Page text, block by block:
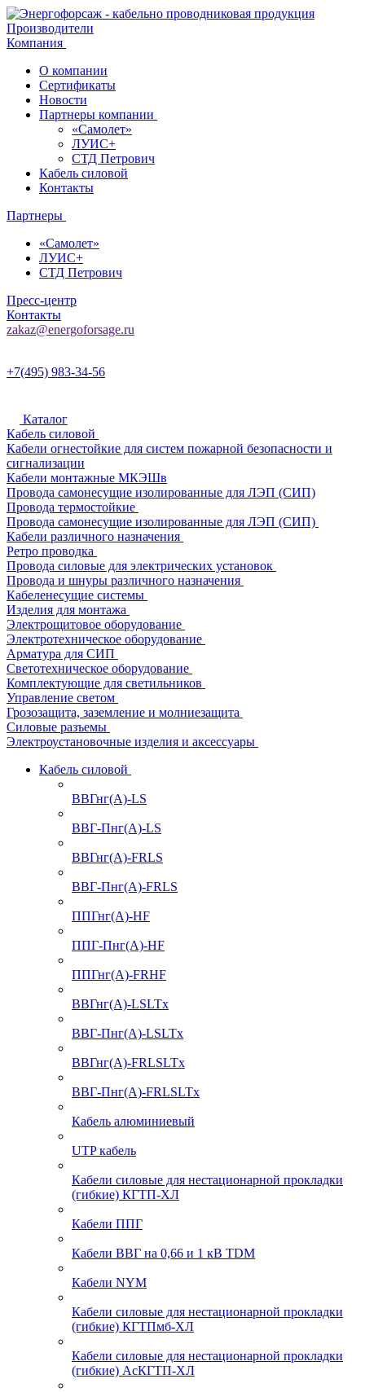
Производители
Компания
О компании
Сертификаты
Новости
Партнеры компании
«Самолет»
ЛУИС+
СТД Петрович
Кабель силовой
Контакты
Партнеры
«Самолет»
ЛУИС+
СТД Петрович
Пресс-центр
Контакты
zakaz@energoforsage.ru
+7(495) 983-34-56
Каталог
Кабель силовой
Кабели огнестойкие для систем пожарной безопасности и
сигнализации
Кабели монтажные МКЭШв
Провода самонесущие изолированные для ЛЭП (СИП)
Провода термостойкие
Провода самонесущие изолированные для ЛЭП (СИП)
Кабели различного назначения
Ретро проводка
Провода силовые для электрических установок
Провода и шнуры различного назначения
Кабеленесущие системы
Изделия для монтажа
Электрощитовое оборудование
Электротехническое оборудование
Арматура для СИП
Светотехническое оборудование
Комплектующие для светильников
Управление светом
Грозозащита, заземление и молниезащита
Силовые разъемы
Электроустановочные изделия и аксессуары
Кабель силовой
ВВГнг(А)-LS
ВВГ-Пнг(А)-LS
ВВГнг(А)-FRLS
ВВГ-Пнг(А)-FRLS
ППГнг(А)-HF
ППГ-Пнг(А)-HF
ППГнг(А)-FRHF
ВВГнг(А)-LSLTx
ВВГ-Пнг(А)-LSLTx
ВВГнг(А)-FRLSLTx
ВВГ-Пнг(А)-FRLSLTx
Кабель алюминиевый
UTP кабель
Кабели силовые для нестационарной прокладки
(гибкие) КГТП-ХЛ
Кабели ППГ
Кабели ВВГ на 0,66 и 1 кВ TDM
Кабели NYM
Кабели силовые для нестационарной прокладки
(гибкие) КГТПмб-ХЛ
Кабели силовые для нестационарной прокладки
(гибкие) АсКГТП-ХЛ